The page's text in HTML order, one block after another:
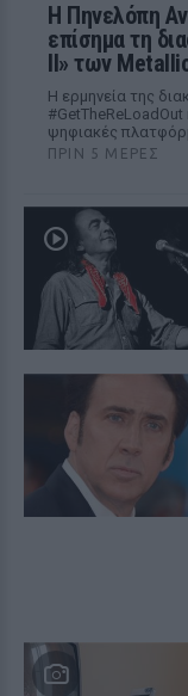
Η Πηνελόπη
επίσημα τη
II» των
Η ερμηνεία της
ψηφιακές
ΠΡΙΝ 5 ΜΈΡΕΣ